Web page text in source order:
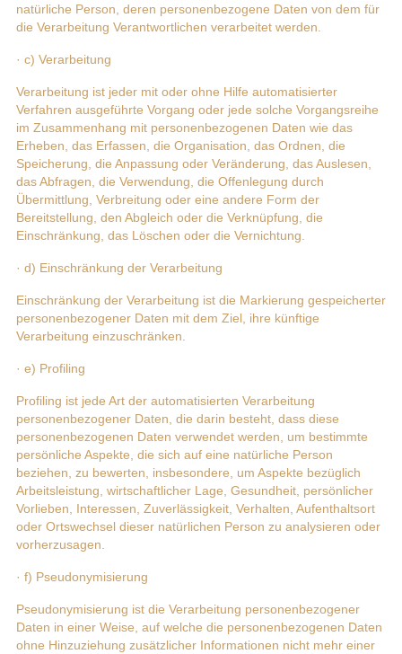
natürliche Person, deren personenbezogene Daten von dem für
die Verarbeitung Verantwortlichen verarbeitet werden.
· c) Verarbeitung
Verarbeitung ist jeder mit oder ohne Hilfe automatisierter
Verfahren ausgeführte Vorgang oder jede solche Vorgangsreihe
im Zusammenhang mit personenbezogenen Daten wie das
Erheben, das Erfassen, die Organisation, das Ordnen, die
Speicherung, die Anpassung oder Veränderung, das Auslesen,
das Abfragen, die Verwendung, die Offenlegung durch
Übermittlung, Verbreitung oder eine andere Form der
Bereitstellung, den Abgleich oder die Verknüpfung, die
Einschränkung, das Löschen oder die Vernichtung.
· d) Einschränkung der Verarbeitung
Einschränkung der Verarbeitung ist die Markierung gespeicherter
personenbezogener Daten mit dem Ziel, ihre künftige
Verarbeitung einzuschränken.
· e) Profiling
Profiling ist jede Art der automatisierten Verarbeitung
personenbezogener Daten, die darin besteht, dass diese
personenbezogenen Daten verwendet werden, um bestimmte
persönliche Aspekte, die sich auf eine natürliche Person
beziehen, zu bewerten, insbesondere, um Aspekte bezüglich
Arbeitsleistung, wirtschaftlicher Lage, Gesundheit, persönlicher
Vorlieben, Interessen, Zuverlässigkeit, Verhalten, Aufenthaltsort
oder Ortswechsel dieser natürlichen Person zu analysieren oder
vorherzusagen.
· f) Pseudonymisierung
Pseudonymisierung ist die Verarbeitung personenbezogener
Daten in einer Weise, auf welche die personenbezogenen Daten
ohne Hinzuziehung zusätzlicher Informationen nicht mehr einer